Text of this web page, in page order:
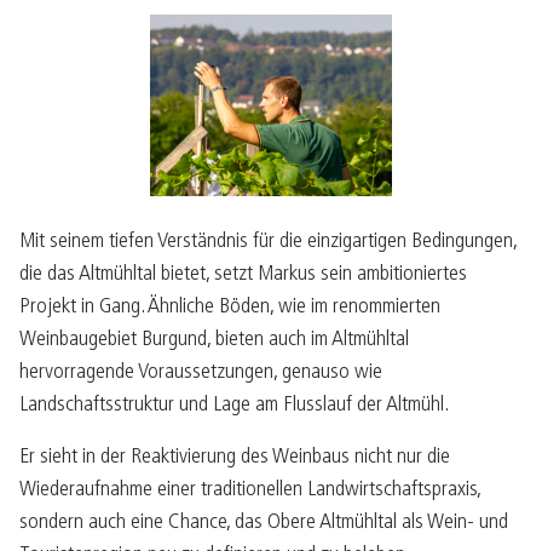
Mit seinem tiefen Verständnis für die einzigartigen Bedingungen,
die das Altmühltal bietet, setzt Markus sein ambitioniertes
Projekt in Gang. Ähnliche Böden, wie im renommierten
Weinbaugebiet Burgund, bieten auch im Altmühltal
hervorragende Voraussetzungen, genauso wie
Landschaftsstruktur und Lage am Flusslauf der Altmühl.
Er sieht in der Reaktivierung des Weinbaus nicht nur die
Wiederaufnahme einer traditionellen Landwirtschaftspraxis,
sondern auch eine Chance, das Obere Altmühltal als Wein- und